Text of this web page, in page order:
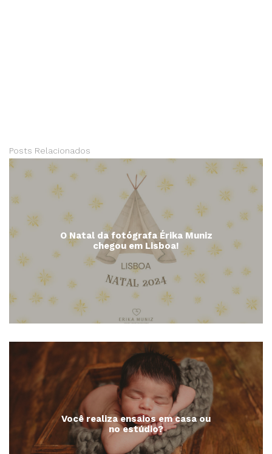
Posts Relacionados
O Natal da fotógrafa Érika Muniz
chegou em Lisboa!
Você realiza ensaios em casa ou
no estúdio?